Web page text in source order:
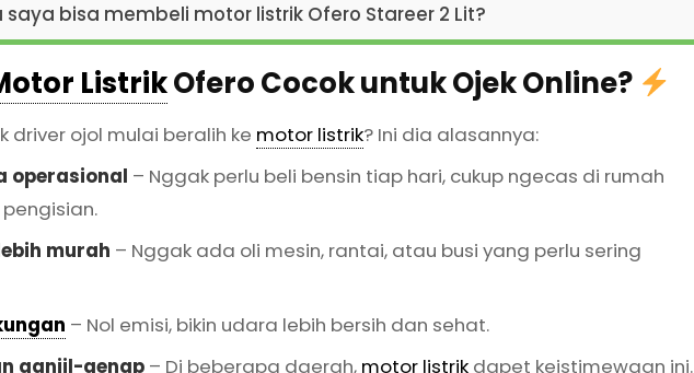
saya bisa membeli motor listrik Ofero Stareer 2 Lit?
ListrikOfero Cocok untuk Ojek Online?
driver ojol mulai beralih ke motor listrik? Ini dia alasannya:
operasional – Nggak perlu beli bensin tiap hari, cukup ngecas di rumah
murah – Nggak ada oli mesin, rantai, atau busi yang perlu sering
– Nol emisi, bikin udara lebih bersih dan sehat.
ganjil-genap – Di beberapa daerah, motor listrik dapet keistimewaan ini.